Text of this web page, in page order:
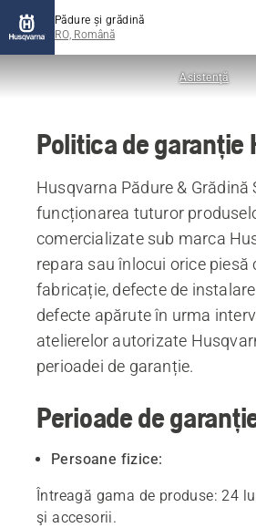
Pădure și grădină
RO, Română
Asistență
Politica de garanție
Husqvarna Pădure & Grădină
funcționarea tuturor
comercializate sub marca
repara sau înlocui orice piesă
fabricație, defecte de
defecte apărute în urma
atelierelor autorizate
perioadei de garanție.
Perioade de
Persoane fizice:
Întreagă gama de produse: 24
şi accesorii.